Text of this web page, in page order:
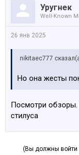
Уругнек
Well-Known
26 янв 2025
nikitaec777
Но она жесты
Посмотри обзоры.
стилуса
(Вы должны войти